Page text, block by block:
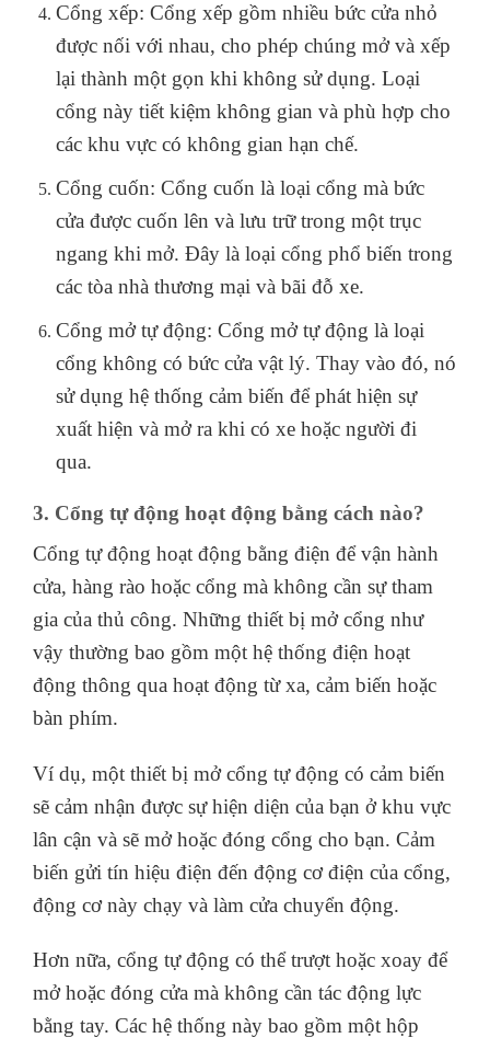
Cổng xếp: Cổng xếp gồm nhiều bức cửa nhỏ
được nối với nhau, cho phép chúng mở và xếp
lại thành một gọn khi không sử dụng. Loại
cổng này tiết kiệm không gian và phù hợp cho
các khu vực có không gian hạn chế.
Cổng cuốn: Cổng cuốn là loại cổng mà bức
cửa được cuốn lên và lưu trữ trong một trục
ngang khi mở. Đây là loại cổng phổ biến trong
các tòa nhà thương mại và bãi đỗ xe.
Cổng mở tự động: Cổng mở tự động là loại
cổng không có bức cửa vật lý. Thay vào đó, nó
sử dụng hệ thống cảm biến để phát hiện sự
xuất hiện và mở ra khi có xe hoặc người đi
qua.
3. Cổng tự động hoạt động bằng cách nào?
Cổng tự động hoạt động bằng điện để vận hành
cửa, hàng rào hoặc cổng mà không cần sự tham
gia của thủ công. Những thiết bị mở cổng như
vậy thường bao gồm một hệ thống điện hoạt
động thông qua hoạt động từ xa, cảm biến hoặc
bàn phím.
Ví dụ, một thiết bị mở cổng tự động có cảm biến
sẽ cảm nhận được sự hiện diện của bạn ở khu vực
lân cận và sẽ mở hoặc đóng cổng cho bạn. Cảm
biến gửi tín hiệu điện đến động cơ điện của cổng,
động cơ này chạy và làm cửa chuyển động.
Hơn nữa, cổng tự động có thể trượt hoặc xoay để
mở hoặc đóng cửa mà không cần tác động lực
bằng tay. Các hệ thống này bao gồm một hộp